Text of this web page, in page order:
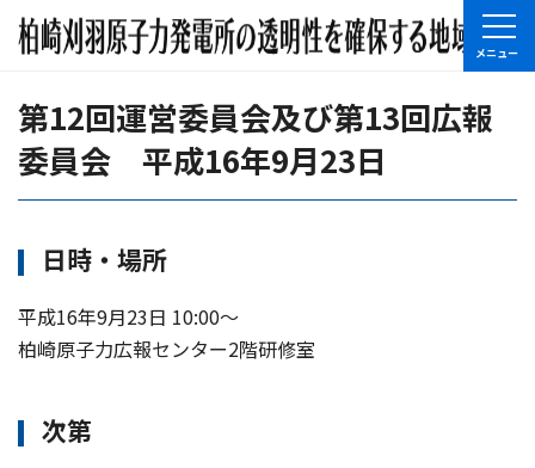
第12回運営委員会及び第13回広報
委員会 平成16年9月23日
日時・場所
平成16年9月23日 10:00〜
柏崎原子力広報センター2階研修室
次第